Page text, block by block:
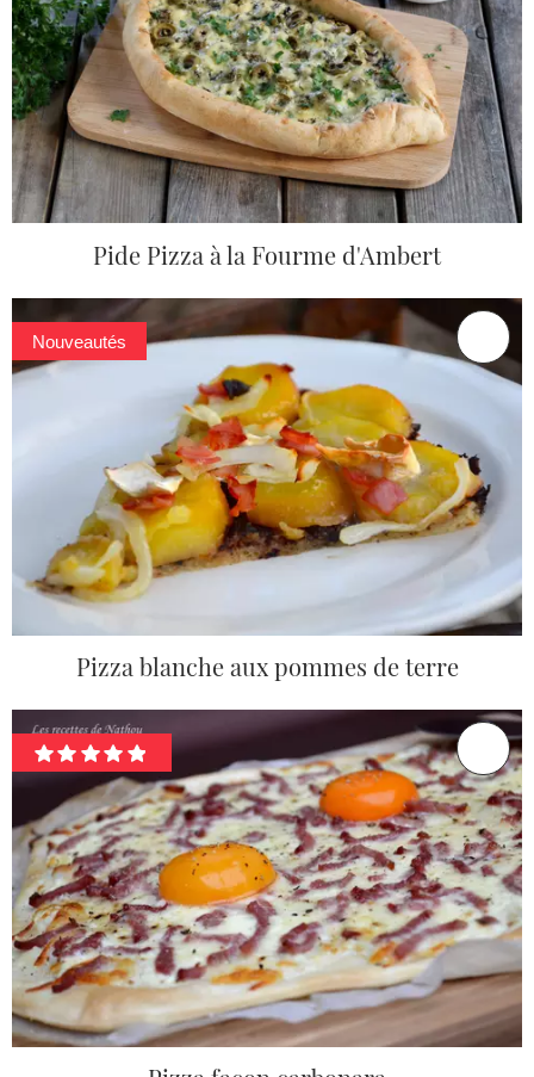
Pide Pizza à la Fourme d'Ambert
Nouveautés
Pizza blanche aux pommes de terre